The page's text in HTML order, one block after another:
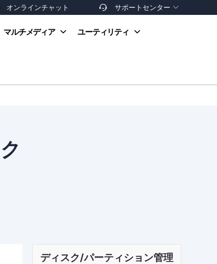
オンラインチャット  サポートセンター 
お支払い方法
マルチメディア ユーティリティ
ディスク/パーティション管理